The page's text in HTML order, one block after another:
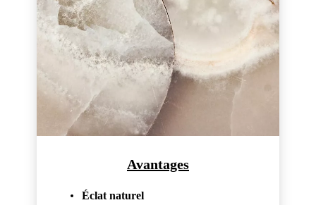
Avantages
Éclat naturel